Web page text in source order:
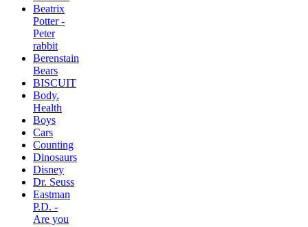
Beatrix
Potter -
Peter
rabbit
Berenstain
Bears
BISCUIT
Body.
Health
Boys
Cars
Counting
Dinosaurs
Disney
Dr. Seuss
Eastman
P.D. -
Are you